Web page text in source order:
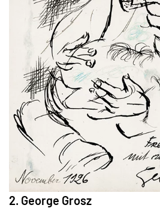
2. George Grosz